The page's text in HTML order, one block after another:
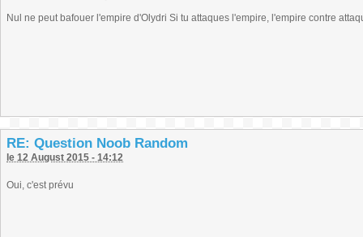
Nul ne peut bafouer l'empire d'Olydri Si tu attaques l'empire, l'empire contre
RE: Question Noob Random
le 12 August 2015 - 14:12
Oui, c'est prévu